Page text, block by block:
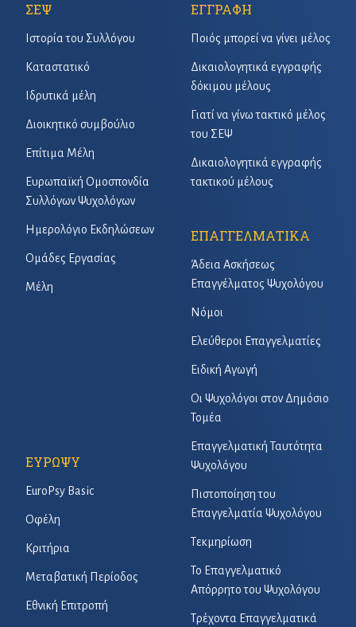
ΣΕΨ
Ιστορία του Συλλόγου
Καταστατικό
Ιδρυτικά μέλη
Διοικητικό συμβούλιο
Επίτιμα Μέλη
Ευρωπαϊκή Ομοσπονδία
Συλλόγων Ψυχολόγων
Ημερολόγιο Εκδηλώσεων
Ομάδες Εργασίας
Μέλη
ΕΓΓΡΑΦΗ
Ποιός μπορεί να γίνει μέλος
Δικαιολογητικά εγγραφής
δόκιμου μέλους
Γιατί να γίνω τακτικό μέλος
του ΣΕΨ
Δικαιολογητικά εγγραφής
τακτικού μέλους
ΕΠΑΓΓΕΛΜΑΤΙΚΑ
Άδεια Ασκήσεως
Επαγγέλματος Ψυχολόγου
Νόμοι
Ελεύθεροι Επαγγελματίες
Ειδική Αγωγή
Οι Ψυχολόγοι στον Δημόσιο
Τομέα
Επαγγελματική Ταυτότητα
Ψυχολόγου
Πιστοποίηση του
Επαγγελματία Ψυχολόγου
Τεκμηρίωση
Το Επαγγελματικό
Απόρρητο του Ψυχολόγου
Τρέχοντα Επαγγελματικά
ΕΥΡΩΨΥ
EuroPsy Basic
Οφέλη
Κριτήρια
Μεταβατική Περίοδος
Εθνική Επιτροπή